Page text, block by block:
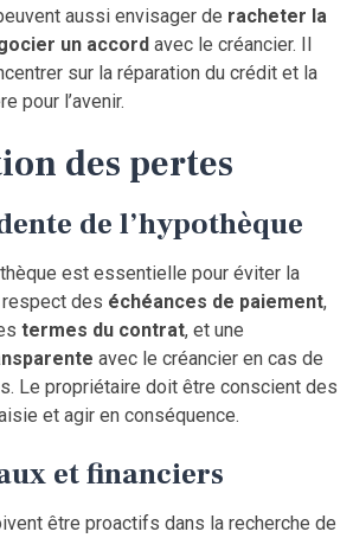
aussi envisager de racheter la
un accordavec le créancier. Il
sur la réparation du crédit et la
pour l’avenir.
des pertes
de l’hypothèque
est essentielle pour éviter la
des échéances de paiement,
termes du contrat, et une
avec le créancier en cas de
Le propriétaire doit être conscient des
et agir en conséquence.
et financiers
être proactifs dans la recherche de